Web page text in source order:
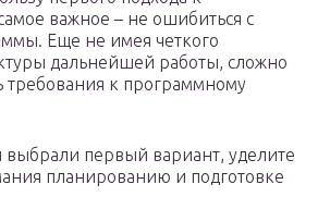
важное – не ошибиться с
Еще не имея четкого
дальнейшей работы, сложно
требования к программному
выбрали первый вариант, уделите
планированию и подготовке